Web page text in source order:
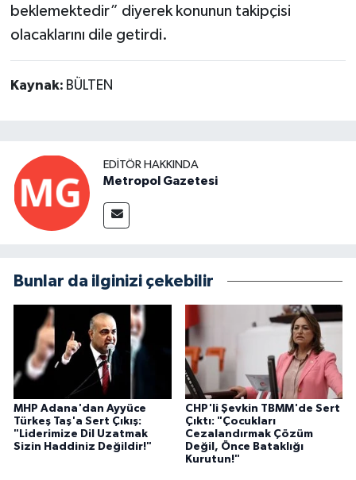
beklemektedir” diyerek konunun takipçisi
olacaklarını dile getirdi.
Kaynak: BÜLTEN
EDITÖR HAKKINDA
Metropol Gazetesi
Bunlar da ilginizi çekebilir
MHP Adana'dan Ayyüce
Türkeş Taş'a Sert Çıkış:
"Liderimize Dil Uzatmak
Sizin Haddiniz Değildir!"
CHP'li Şevkin TBMM'de Sert
Çıktı: "Çocukları
Cezalandırmak Çözüm
Değil, Önce Bataklığı
Kurutun!"